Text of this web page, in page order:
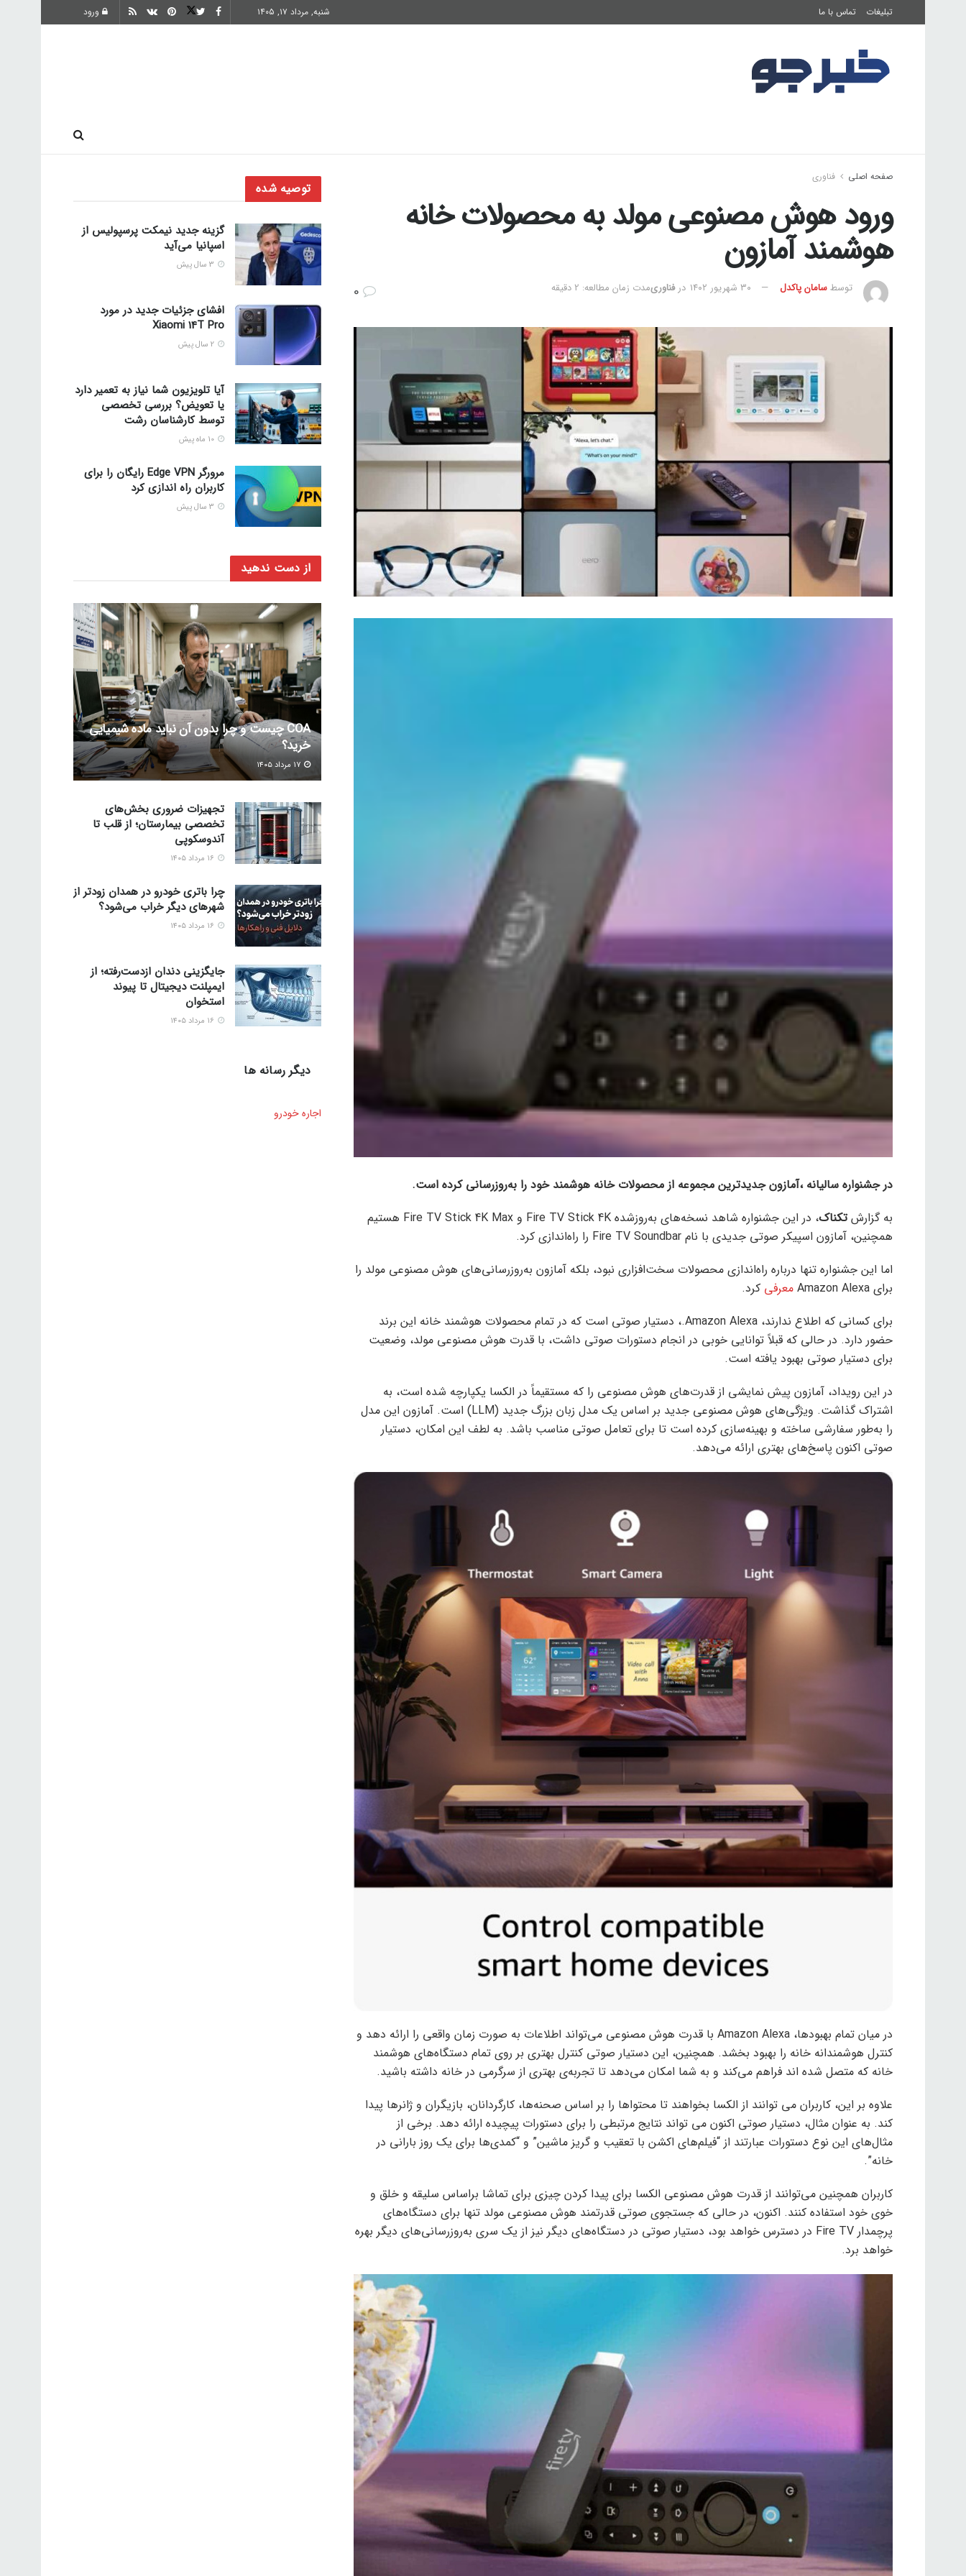
تبلیغات تماس با ما شنبه, مرداد ۱۷, ۱۴۰۵ ورود
صفحه اصلی فناوری
ورود هوش مصنوعی مولد به محصولات خانه‌
هوشمند آمازون
توسطسامان پاکدل ۳۰ شهریور ۱۴۰۲ در فناوریمدت زمان مطالعه: 2 دقیقه
در جشنواره سالیانه ،آمازون جدیدترین مجموعه از محصولات خانه‌ هوشمند خود را به‌روزرسانی کرده است.
به گزارشتکناک
، در این جشنواره شاهد نسخه‌های به‌روزشده‌ Fire TV Stick 4K و Fire TV Stick 4K Max هستیم
همچنین، آمازون اسپیکر صوتی جدیدی با نام Fire TV Soundbar را راه‌اندازی کرد.
اما این جشنواره تنها درباره‌ راه‌اندازی محصولات سخت‌افزاری نبود، بلکه آمازون به‌روزرسانی‌های هوش مصنوعی مولد را
برای Amazon Alexa
معرفی کرد.
برای کسانی که اطلاع ندارند، Amazon Alexa.، دستیار صوتی است که در تمام محصولات هوشمند خانه این برند
حضور دارد. در حالی که قبلاً توانایی خوبی در انجام دستورات صوتی داشت، با قدرت هوش مصنوعی مولد، وضعیت
برای دستیار صوتی بهبود یافته است.
در این رویداد، آمازون پیش نمایشی از قدرت‌های هوش مصنوعی را که مستقیماً در الکسا یکپارچه شده است، به
اشتراک گذاشت. ویژگی‌های هوش مصنوعی جدید بر اساس یک مدل زبان بزرگ جدید (LLM) است. آمازون این مدل
را به‌طور سفارشی ساخته و بهینه‌سازی کرده است تا برای تعامل صوتی مناسب باشد. به لطف این امکان، دستیار
صوتی اکنون پاسخ‌های بهتری ارائه می‌دهد.
در میان تمام بهبودها، Amazon Alexa با قدرت هوش مصنوعی می‌تواند اطلاعات به صورت زمان واقعی را ارائه دهد و
کنترل هوشمندانه خانه را بهبود بخشد. همچنین، این دستیار صوتی کنترل بهتری بر روی تمام دستگاه‌های هوشمند
خانه که متصل شده اند فراهم می‌کند و به شما امکان می‌دهد تا تجربه‌ی بهتری از سرگرمی در خانه داشته باشید.
علاوه بر این، کاربران می توانند از الکسا بخواهند تا محتواها را بر اساس صحنه‌ها، کارگردانان، بازیگران و ژانرها پیدا
کند. به عنوان مثال، دستیار صوتی اکنون می تواند نتایج مرتبطی را برای دستورات پیچیده ارائه دهد. برخی از
مثال‌های این نوع دستورات عبارتند از “فیلم‌های اکشن با تعقیب و گریز ماشین” و “کمدی‌ها برای یک روز بارانی در
خانه”.
کاربران همچنین می‌توانند از قدرت هوش مصنوعی الکسا برای پیدا کردن چیزی برای تماشا براساس سلیقه و خلق و
خوی خود استفاده کنند. اکنون، در حالی که جستجوی صوتی قدرتمند هوش مصنوعی مولد تنها برای دستگاه‌های
پرچمدار Fire TV در دسترس خواهد بود، دستیار صوتی در دستگاه‌های دیگر نیز از یک سری به‌روزرسانی‌های دیگر بهره
خواهد برد.
توصیه شده
گزینه جدید نیمکت پرسپولیس از
اسپانیا می‌آید
افشای جزئیات جدید در مورد
Xiaomi 14T Pro
آیا تلویزیون شما نیاز به تعمیر دارد
یا تعویض؟ بررسی تخصصی
توسط کارشناسان رشت
مرورگر Edge VPN رایگان را برای
کاربران راه اندازی کرد
از دست ندهید
COA چیست و چرا بدون آن نباید ماده شیمیایی
خرید؟
تجهیزات ضروری بخش‌های
تخصصی بیمارستان؛ از قلب تا
آندوسکوپی
چرا باتری خودرو در همدان زودتر از
شهرهای دیگر خراب می‌شود؟
جایگزینی دندان ازدست‌رفته؛ از
ایمپلنت دیجیتال تا پیوند
استخوان
دیگر رسانه ها
اجاره خودرو